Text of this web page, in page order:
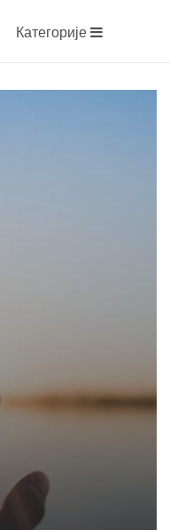
Категорије